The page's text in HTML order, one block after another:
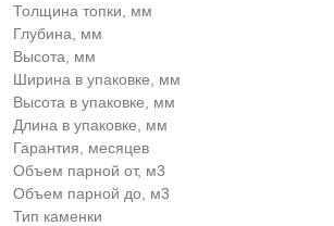
Толщина топки, мм
Глубина, мм
Высота, мм
Ширина в упаковке, мм
Высота в упаковке, мм
Длина в упаковке, мм
Гарантия, месяцев
Объем парной от, м3
Объем парной до, м3
Тип каменки